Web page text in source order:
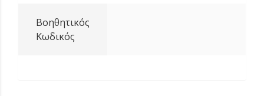
Βοηθητικός
Κωδικός